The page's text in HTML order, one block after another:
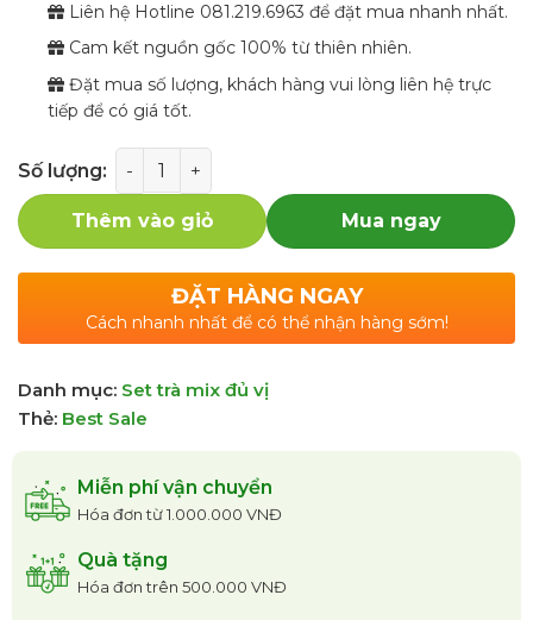
Liên hệ Hotline 081.219.6963 để đặt mua nhanh nhất.
Cam kết nguồn gốc 100% từ thiên nhiên.
Đặt mua số lượng, khách hàng vui lòng liên hệ trực
tiếp để có giá tốt.
Số lượng
Thêm vào giỏ Mua ngay
ĐẶT HÀNG NGAY
Cách nhanh nhất để có thể nhận hàng sớm!
Danh mục: Set trà mix đủ vị
Thẻ: Best Sale
Miễn phí vận chuyển
Hóa đơn từ 1.000.000 VNĐ
Quà tặng
Hóa đơn trên 500.000 VNĐ